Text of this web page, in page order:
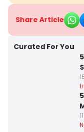
Share Article
Curated For You